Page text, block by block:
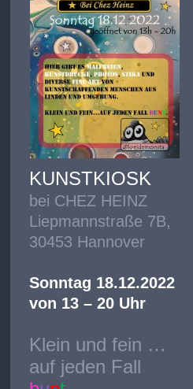
KUNSTKIOSK
bei CHEZ HEINZ
Liepmannstraße 7B,
30453 Hannover
Sonntag 18.12.2022
von 13 – 20 Uhr
Klein und fein …
auf jeden Fall